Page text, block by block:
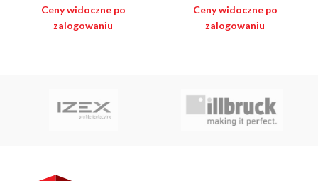
Ceny widoczne po
zalogowaniu
Ceny widoczne po
zalogowaniu